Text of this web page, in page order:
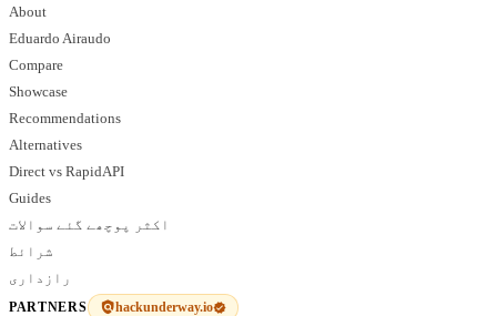
About
Eduardo Airaudo
Compare
Showcase
Recommendations
Alternatives
Direct vs RapidAPI
Guides
اکثر پوچھے گئے سوالات
شرائط
رازداری
PARTNERS hackunderway.io